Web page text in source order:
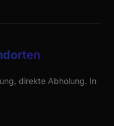
direkte Abholung. In